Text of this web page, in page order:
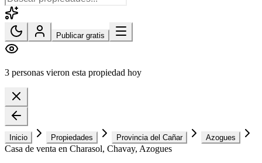
Publicar gratis
3 personas vieron esta propiedad hoy
Inicio Propiedades Provincia del Cañar Azogues
Casa de venta en Charasol, Chavay, Azogues